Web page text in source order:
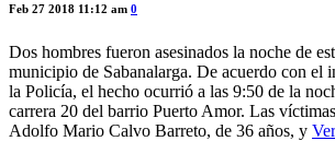
Feb 27 2018 11:12 am 0
Dos hombres fueron asesinados la noche de
municipio de Sabanalarga. De acuerdo con el
la Policía, el hecho ocurrió a las 9:50 de la
carrera 20 del barrio Puerto Amor. Las
Adolfo Mario Calvo Barreto, de 36 años, y